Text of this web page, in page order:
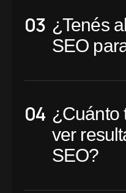
¿Tenés
SEO
¿Cuánto
ver
SEO?